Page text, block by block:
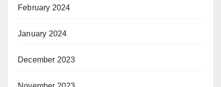
February 2024
January 2024
December 2023